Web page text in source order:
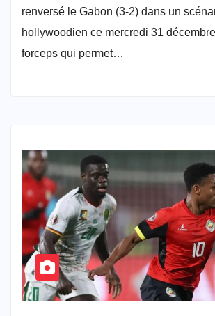
renversé le Gabon (3-2) dans un
hollywoodien ce mercredi 31
forceps qui permet…